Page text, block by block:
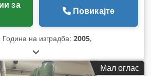
Повикајте
Година на изградба: 2005,
Мал оглас